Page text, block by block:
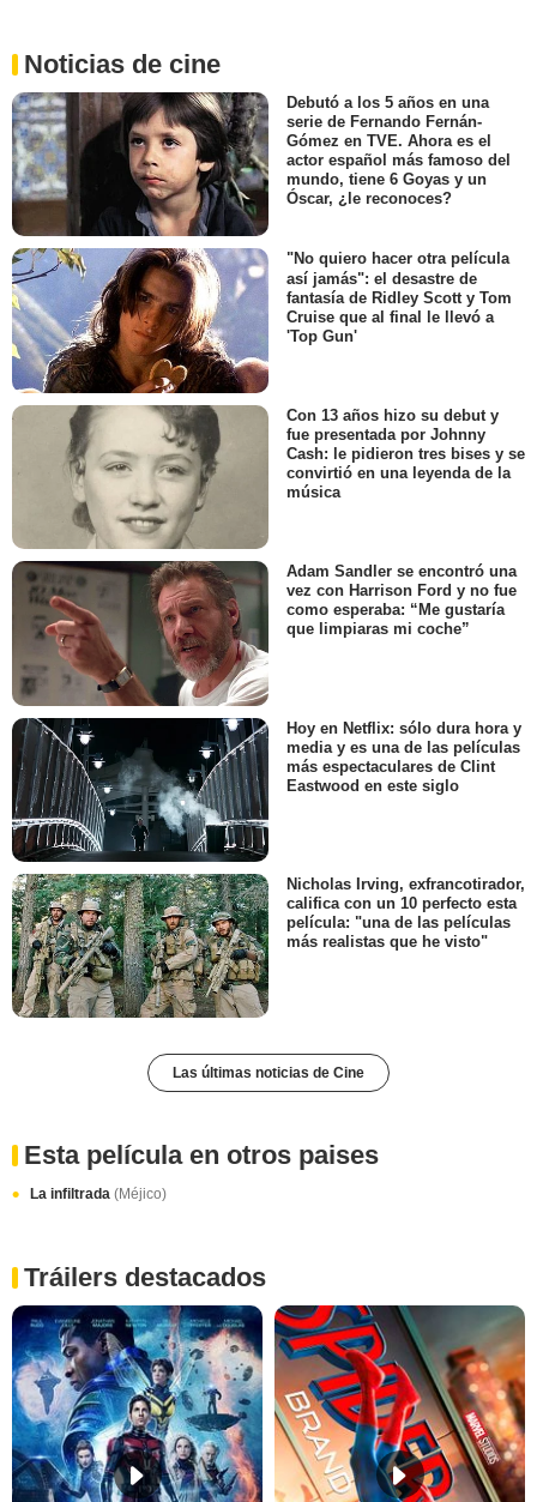
Noticias de cine
Debutó a los 5 años en una
serie de Fernando Fernán-
Gómez en TVE. Ahora es el
actor español más famoso del
mundo, tiene 6 Goyas y un
Óscar, ¿le reconoces?
"No quiero hacer otra película
así jamás": el desastre de
fantasía de Ridley Scott y Tom
Cruise que al final le llevó a
'Top Gun'
Con 13 años hizo su debut y
fue presentada por Johnny
Cash: le pidieron tres bises y se
convirtió en una leyenda de la
música
Adam Sandler se encontró una
vez con Harrison Ford y no fue
como esperaba: “Me gustaría
que limpiaras mi coche”
Hoy en Netflix: sólo dura hora y
media y es una de las películas
más espectaculares de Clint
Eastwood en este siglo
Nicholas Irving, exfrancotirador,
califica con un 10 perfecto esta
película: "una de las películas
más realistas que he visto"
Las últimas noticias de Cine
Esta película en otros paises
La infiltrada (Méjico)
Tráilers destacados